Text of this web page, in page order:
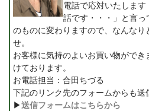
電話で応対いたしま
話です・・・」と言っ
のものに変わりますので、なんなり
せ。
お客様に気持のよいお買い物がで
けております。
お電話担当：合田ちづる
下記のリンク先のフォームからも送
▶送信フォームはこちらから